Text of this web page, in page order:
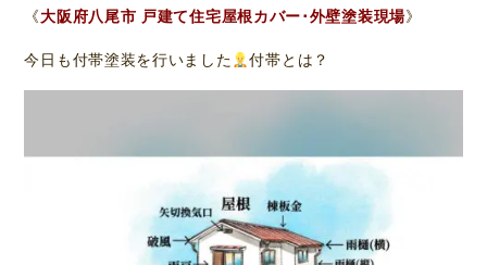
《大阪府八尾市 戸建て住宅屋根カバー･外壁塗装現場》
今日も付帯塗装を行いました 付帯とは？